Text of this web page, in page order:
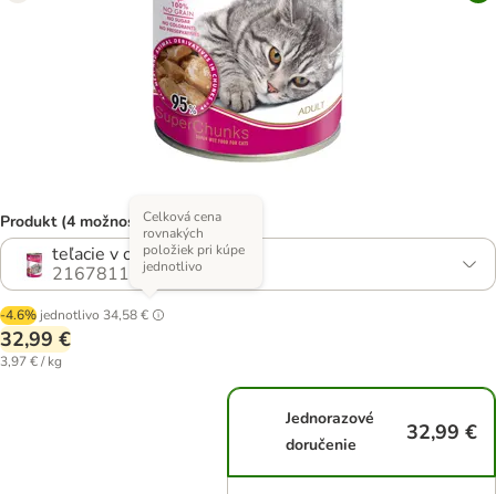
Produkt (4 možností)
teľacie v omáčke
2167811.0
-4.6% jednotlivo 34,58 €
Celková cena
rovnakých
položiek pri kúpe
jednotlivo
32,99 €
3,97 € / kg
Jednorazové
doručenie
32,99 €